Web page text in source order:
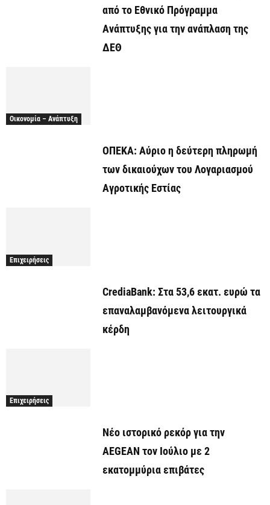
από το Εθνικό Πρόγραμμα
Ανάπτυξης για την ανάπλαση της
ΔΕΘ
Οικονομία – Ανάπτυξη
ΟΠΕΚΑ: Αύριο η δεύτερη πληρωμή
των δικαιούχων του Λογαριασμού
Αγροτικής Εστίας
Επιχειρήσεις
CrediaBank: Στα 53,6 εκατ. ευρώ τα
επαναλαμβανόμενα λειτουργικά
κέρδη
Επιχειρήσεις
Νέο ιστορικό ρεκόρ για την
AEGEAN τον Ιούλιο με 2
εκατομμύρια επιβάτες